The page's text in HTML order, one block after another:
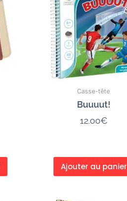
Casse-tête
Buuuut!
12.00€
Ajouter au panier